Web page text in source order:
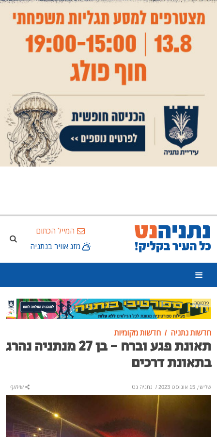
המייל הכתום
מזג אוויר בנתניה
פרסומת
חדשות נתניה חדשות מקומיות
תאונת פגע וברח - בן 27 מנתניה נהרג
בתאונת דרכים
שלישי, 15 אוגוסט 2023 / נתניה נט שיתוף